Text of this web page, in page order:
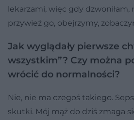
lekarzami, więc gdy dzwoniłam,
przywieź go, obejrzymy,
Jak wyglądały pierwsze
wszystkim”? Czy można
wrócić do normalności?
Nie, nie ma czegoś takiego.
skutki. Mój mąż do dziś zmaga